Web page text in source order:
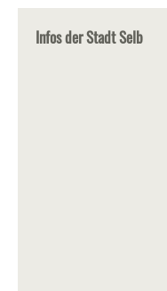
Infos der Stadt Selb